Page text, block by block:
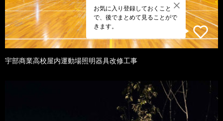
お気に入り登録しておくこと
で、後でまとめて見ることがで
きます。
宇部商業高校屋内運動場照明器具改修工事